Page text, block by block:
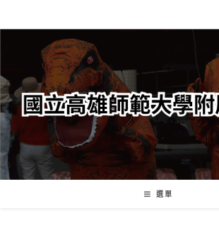
轉
要
內
容
選單